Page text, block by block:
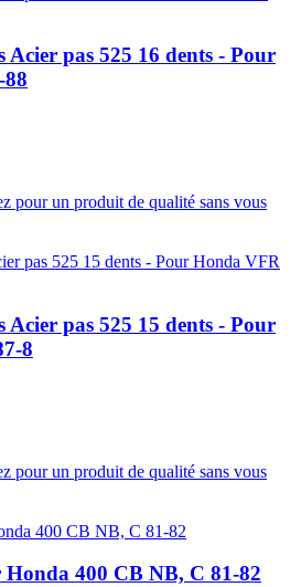
pas 525 16 dents - Pour
pour un produit de qualité sans vous
pas 525 15 dents - Pour
8
pour un produit de qualité sans vous
400 CB NB, C 81-82